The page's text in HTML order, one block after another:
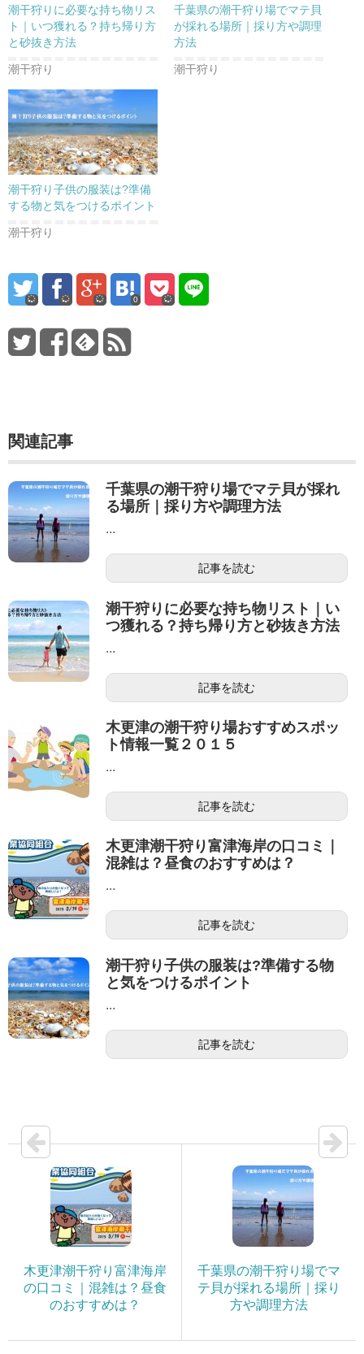
潮干狩りに必要な持ち物リス
ト｜いつ獲れる？持ち帰り方
と砂抜き方法
潮干狩り
千葉県の潮干狩り場でマテ貝
が採れる場所｜採り方や調理
方法
潮干狩り
潮干狩り子供の服装は?準備
する物と気をつけるポイント
潮干狩り
0
関連記事
千葉県の潮干狩り場でマテ貝が採れ
る場所｜採り方や調理方法
...
記事を読む
潮干狩りに必要な持ち物リスト｜い
つ獲れる？持ち帰り方と砂抜き方法
...
記事を読む
木更津の潮干狩り場おすすめスポッ
ト情報一覧２０１５
...
記事を読む
木更津潮干狩り富津海岸の口コミ｜
混雑は？昼食のおすすめは？
...
記事を読む
潮干狩り子供の服装は?準備する物
と気をつけるポイント
...
記事を読む
木更津潮干狩り富津海岸
の口コミ｜混雑は？昼食
のおすすめは？
千葉県の潮干狩り場でマ
テ貝が採れる場所｜採り
方や調理方法